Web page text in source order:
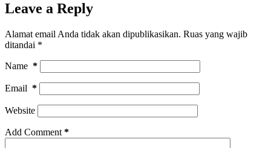
Leave a Reply
Alamat email Anda tidak akan dipublikasikan. Ruas yang wajib
ditandai *
Name *
Email *
Website
Add Comment *